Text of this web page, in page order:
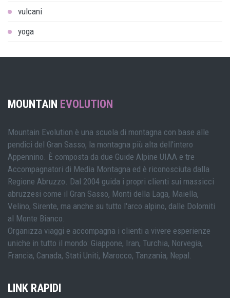
vulcani
yoga
MOUNTAIN EVOLUTION
Mountain Evolution è una scuola di montagna con base alle
pendici del Gran Sasso, la montagna più alta dell'intero
Appennino. È composta da due Guide Alpine UIAA e tre
Accompagnatori di Media Montagna ed è riconosciuta dalla
Regione Abruzzo. Dal 2004 guida i propri clienti sui massicci
abruzzesi come il Gran Sasso, Monti della Laga, Maiella,
Velino, Sirente, ma anche su tutto l'arco alpino, dalle Dolomiti
al Monte Bianco.
Organizza viaggi e accompagna i clienti a vivere esperienze
uniche in tutto il mondo: Giappone, Iran, Turchia, Norvegia,
Francia, Canada, Stati Uniti, Marocco, Tanzania, Nepal.
LINK RAPIDI